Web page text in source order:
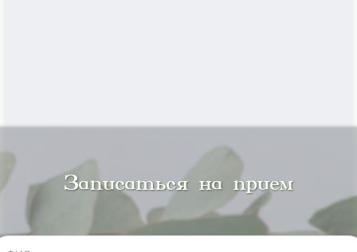
Записаться на прием